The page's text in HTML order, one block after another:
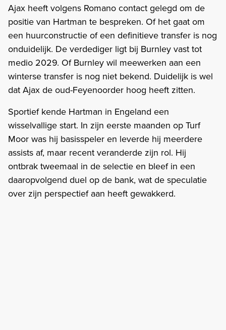
Ajax heeft volgens Romano contact gelegd om de
positie van Hartman te bespreken. Of het gaat om
een huurconstructie of een definitieve transfer is nog
onduidelijk. De verdediger ligt bij Burnley vast tot
medio 2029. Of Burnley wil meewerken aan een
winterse transfer is nog niet bekend. Duidelijk is wel
dat Ajax de oud-Feyenoorder hoog heeft zitten.
Sportief kende Hartman in Engeland een
wisselvallige start. In zijn eerste maanden op Turf
Moor was hij basisspeler en leverde hij meerdere
assists af, maar recent veranderde zijn rol. Hij
ontbrak tweemaal in de selectie en bleef in een
daaropvolgend duel op de bank, wat de speculatie
over zijn perspectief aan heeft gewakkerd.